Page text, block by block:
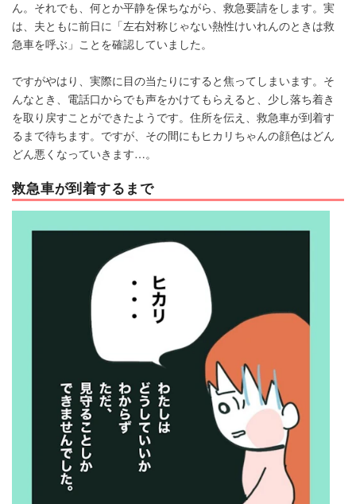
ん。それでも、何とか平静を保ちながら、救急要請をします。実
は、夫ともに前日に「左右対称じゃない熱性けいれんのときは救
急車を呼ぶ」ことを確認していました。
ですがやはり、実際に目の当たりにすると焦ってしまいます。そ
んなとき、電話口からでも声をかけてもらえると、少し落ち着き
を取り戻すことができたようです。住所を伝え、救急車が到着す
るまで待ちます。ですが、その間にもヒカリちゃんの顔色はどん
どん悪くなっていきます…。
救急車が到着するまで